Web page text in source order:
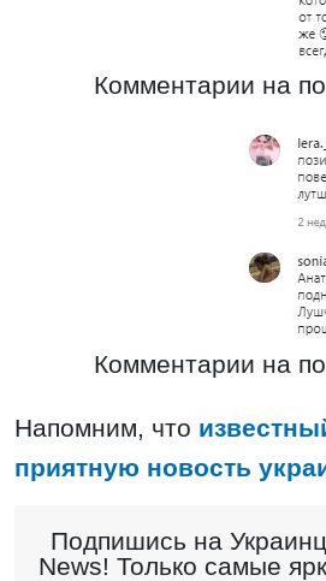
Комментарии на
Комментарии на
Напомним, что
приятную новость
Подпишись на
News! Только самые